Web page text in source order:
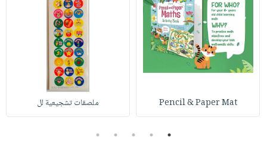
Pencil & Paper Mat ملصقات تشجيعية لل
1
2
3
4
5